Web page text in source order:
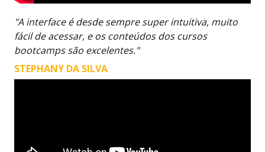
"A interface é desde sempre super intuitiva, muito
fácil de acessar, e os conteúdos dos cursos
bootcamps são excelentes."
STEPHANY DA SILVA